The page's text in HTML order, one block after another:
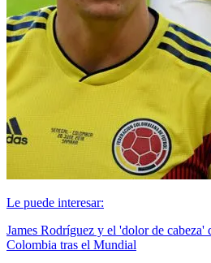
Le puede interesar:
James Rodríguez y el 'dolor de cabeza'
Colombia tras el Mundial